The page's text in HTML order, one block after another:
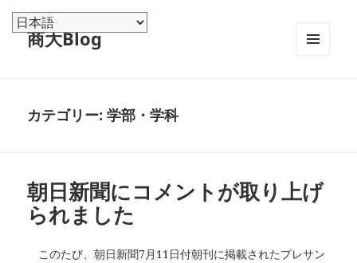
商大Blog
カテゴリー:学部・学科
朝日新聞にコメントが取り上げ
られました
このたび、朝日新聞7月11日付朝刊に掲載されたプレサン